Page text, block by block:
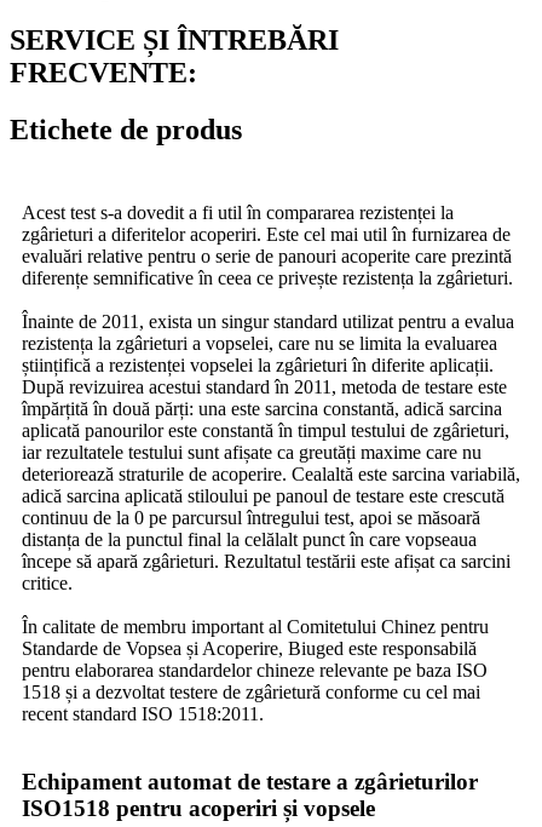
SERVICE ȘI ÎNTREBĂRI
FRECVENTE:
Etichete de produs
Acest test s-a dovedit a fi util în compararea rezistenței la
zgârieturi a diferitelor acoperiri. Este cel mai util în furnizarea de
evaluări relative pentru o serie de panouri acoperite care prezintă
diferențe semnificative în ceea ce privește rezistența la zgârieturi.
Înainte de 2011, exista un singur standard utilizat pentru a evalua
rezistența la zgârieturi a vopselei, care nu se limita la evaluarea
științifică a rezistenței vopselei la zgârieturi în diferite aplicații.
După revizuirea acestui standard în 2011, metoda de testare este
împărțită în două părți: una este sarcina constantă, adică sarcina
aplicată panourilor este constantă în timpul testului de zgârieturi,
iar rezultatele testului sunt afișate ca greutăți maxime care nu
deteriorează straturile de acoperire. Cealaltă este sarcina variabilă,
adică sarcina aplicată stiloului pe panoul de testare este crescută
continuu de la 0 pe parcursul întregului test, apoi se măsoară
distanța de la punctul final la celălalt punct în care vopseaua
începe să apară zgârieturi. Rezultatul testării este afișat ca sarcini
critice.
În calitate de membru important al Comitetului Chinez pentru
Standarde de Vopsea și Acoperire, Biuged este responsabilă
pentru elaborarea standardelor chineze relevante pe baza ISO
1518 și a dezvoltat testere de zgârietură conforme cu cel mai
recent standard ISO 1518:2011.
Echipament automat de testare a zgârieturilor
ISO1518 pentru acoperiri și vopsele